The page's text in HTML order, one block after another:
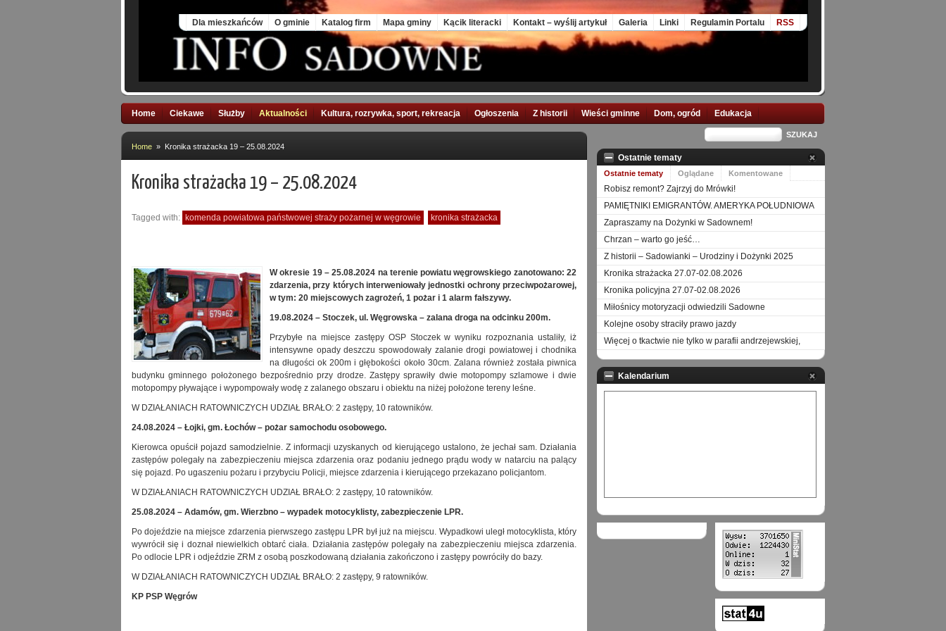
Dla mieszkańców O gminie Katalog firm Mapa gminy Kącik literacki Kontakt – wyślij artykuł Galeria Linki Regulamin Portalu RSS
Home Ciekawe Służby Aktualności Kultura, rozrywka, sport, rekreacja Ogłoszenia Z historii Wieści gminne Dom, ogród Edukacja
Home » Kronika strażacka 19 – 25.08.2024
Kronika strażacka 19 – 25.08.2024
Tagged with: komenda powiatowa państwowej straży pożarnej w węgrowie kronika strażacka
Wokresie 19 – 25.08.2024 natereniepowiatu węgrowskiego zanotowano: 22
zdarzenia, przy którychinterweniowały jednostki ochronyprzeciwpożarowej,
w tym: 20 miejscowych zagrożeń, 1 pożar i 1 alarm fałszywy.
19.08.2024 – Stoczek, ul. Węgrowska – zalana droga na odcinku 200m.
Przybyłe na miejsce zastępy OSP Stoczek w wyniku rozpoznania ustaliły, iż
intensywne opady deszczu spowodowały zalanie drogi powiatowej i chodnika
na długości ok 200m i głębokości około 30cm. Zalana również została piwnica
budynku gminnego położonego bezpośrednio przy drodze. Zastępy sprawiły dwie motopompy szlamowe i dwie
motopompy pływające i wypompowały wodę z zalanego obszaru i obiektu na niżej położone tereny leśne.
W DZIAŁANIACH RATOWNICZYCH UDZIAŁ BRAŁO: 2 zastępy, 10 ratowników.
24.08.2024 – Łojki, gm. Łochów – pożar samochodu osobowego.
Kierowca opuścił pojazd samodzielnie. Z informacji uzyskanych od kierującego ustalono, że jechał sam. Działania
zastępów polegały na zabezpieczeniu miejsca zdarzenia oraz podaniu jednego prądu wody w natarciu na palący
się pojazd. Po ugaszeniu pożaru i przybyciu Policji, miejsce zdarzenia i kierującego przekazano policjantom.
W DZIAŁANIACH RATOWNICZYCH UDZIAŁ BRAŁO: 2 zastępy, 10 ratowników.
25.08.2024 – Adamów, gm. Wierzbno – wypadek motocyklisty, zabezpieczenie LPR.
Po dojeździe na miejsce zdarzenia pierwszego zastępu LPR był już na miejscu. Wypadkowi uległ motocyklista, który
wywrócił się i doznał niewielkich obtarć ciała. Działania zastępów polegały na zabezpieczeniu miejsca zdarzenia.
Po odlocie LPR i odjeździe ZRM z osobą poszkodowaną działania zakończono i zastępy powróciły do bazy.
W DZIAŁANIACH RATOWNICZYCH UDZIAŁ BRAŁO: 2 zastępy, 9 ratowników.
KP PSP Węgrów
Ostatnie tematy
Ostatnie tematy Oglądane Komentowane
Robisz remont? Zajrzyj do Mrówki!
PAMIĘTNIKI EMIGRANTÓW. AMERYKA POŁUDNIOWA
Zapraszamy na Dożynki w Sadownem!
Chrzan – warto go jeść…
Z historii – Sadowianki – Urodziny i Dożynki 2025
Kronika strażacka 27.07-02.08.2026
Kronika policyjna 27.07-02.08.2026
Miłośnicy motoryzacji odwiedzili Sadowne
Kolejne osoby straciły prawo jazdy
Więcej o tkactwie nie tylko w parafii andrzejewskiej,
Kalendarium